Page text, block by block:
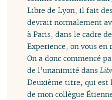
Libre de Lyon, il fait
devrait normalement
à Paris, dans le cadre
Experience, on vous en
On a donc commencé
de l’unanimité dans
Deuxième titre, qui est
de mon collègue